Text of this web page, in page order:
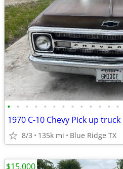
• • • • • • • • • • • • •
1970 C-10 Chevy Pick up truck
8/3 135k mi Blue Ridge TX
$15,000